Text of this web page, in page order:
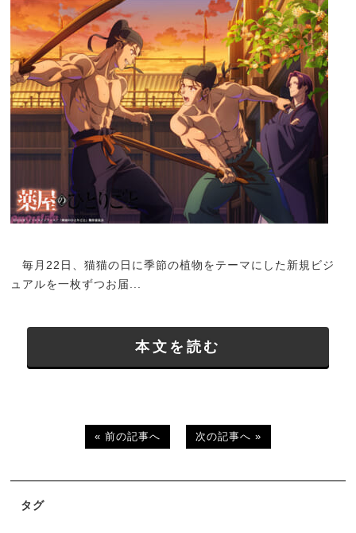
毎月22日、猫猫の日に季節の植物をテーマにした新規ビジ
ュアルを一枚ずつお届...
本文を読む
« 前の記事へ 次の記事へ »
タグ